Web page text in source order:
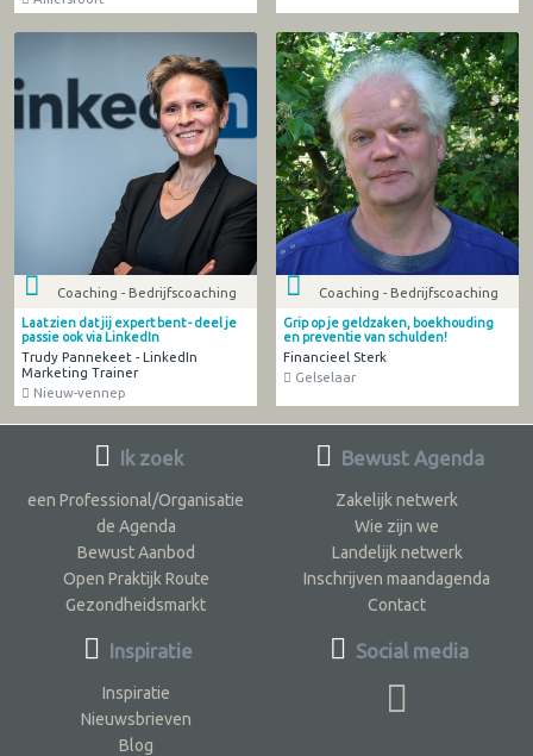
Coaching - Bedrijfscoaching
Laat zien dat jij expert bent - deel je
passie ook via LinkedIn
Trudy Pannekeet - LinkedIn
Marketing Trainer
Nieuw-vennep
Coaching - Bedrijfscoaching
Grip op je geldzaken, boekhouding
en preventie van schulden!
Financieel Sterk
Gelselaar
Ik zoek
een Professional/Organisatie
de Agenda
Bewust Aanbod
Open Praktijk Route
Gezondheidsmarkt
Inspiratie
Inspiratie
Nieuwsbrieven
Blog
Bewust Agenda
Zakelijk netwerk
Wie zijn we
Landelijk netwerk
Inschrijven maandagenda
Contact
Social media